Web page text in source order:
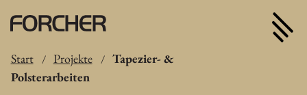
Start / Projekte / Tapezier- &
Polsterarbeiten